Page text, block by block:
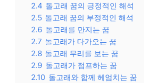
2.4 돌고래 꿈의 긍정적인 해석
2.5 돌고래 꿈의 부정적인 해석
2.6 돌고래를 만지는 꿈
2.7 돌고래가 다가오는 꿈
2.8 돌고래 무리를 보는 꿈
2.9 돌고래가 점프하는 꿈
2.10 돌고래와 함께 헤엄치는 꿈